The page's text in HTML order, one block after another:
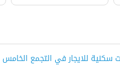
سكنية للايجار في التجمع الخامس